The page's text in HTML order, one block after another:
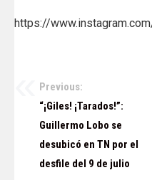
https://
Navegación
entradas
Previous:
“¡Giles! ¡Tarados!”:
Guillermo Lobo se
desubicó en TN por el
desfile del 9 de julio